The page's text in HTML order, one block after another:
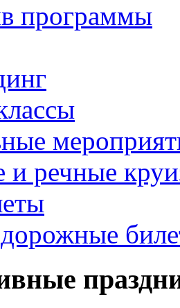
программы
и речные